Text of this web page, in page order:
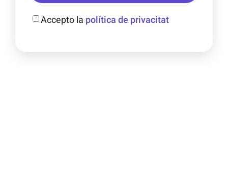
Accepto la política de privacitat